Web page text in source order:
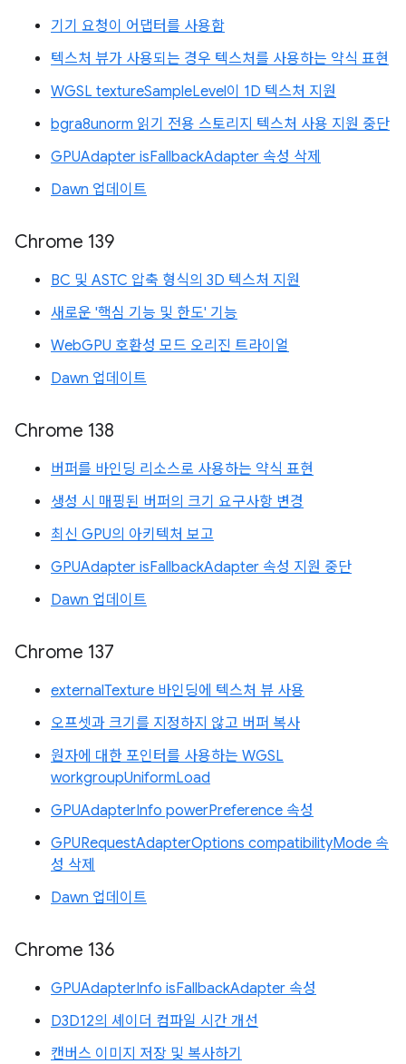
기기 요청이 어댑터를 사용함
텍스처 뷰가 사용되는 경우 텍스처를 사용하는 약식 표현
WGSL textureSampleLevel이 1D 텍스처 지원
bgra8unorm 읽기 전용 스토리지 텍스처 사용 지원 중단
GPUAdapter isFallbackAdapter 속성 삭제
Dawn 업데이트
Chrome 139
BC 및 ASTC 압축 형식의 3D 텍스처 지원
새로운 '핵심 기능 및 한도' 기능
WebGPU 호환성 모드 오리진 트라이얼
Dawn 업데이트
Chrome 138
버퍼를 바인딩 리소스로 사용하는 약식 표현
생성 시 매핑된 버퍼의 크기 요구사항 변경
최신 GPU의 아키텍처 보고
GPUAdapter isFallbackAdapter 속성 지원 중단
Dawn 업데이트
Chrome 137
externalTexture 바인딩에 텍스처 뷰 사용
오프셋과 크기를 지정하지 않고 버퍼 복사
원자에 대한 포인터를 사용하는 WGSL
workgroupUniformLoad
GPUAdapterInfo powerPreference 속성
GPURequestAdapterOptions compatibilityMode 속
성 삭제
Dawn 업데이트
Chrome 136
GPUAdapterInfo isFallbackAdapter 속성
D3D12의 셰이더 컴파일 시간 개선
캔버스 이미지 저장 및 복사하기